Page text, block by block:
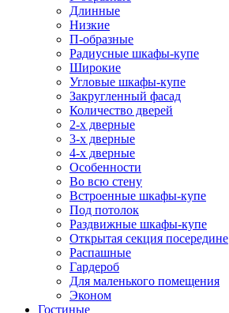
Длинные
Низкие
П-образные
Радиусные шкафы-купе
Широкие
Угловые шкафы-купе
Закругленный фасад
Количество дверей
2-х дверные
3-х дверные
4-х дверные
Особенности
Во всю стену
Встроенные шкафы-купе
Под потолок
Раздвижные шкафы-купе
Открытая секция посередине
Распашные
Гардероб
Для маленького помещения
Эконом
Гостиные